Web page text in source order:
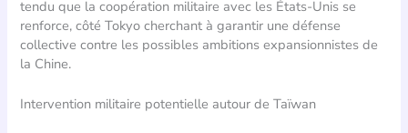
tendu que la coopération militaire avec les États-Unis se
renforce, côté Tokyo cherchant à garantir une défense
collective contre les possibles ambitions expansionnistes de
la Chine.
Intervention militaire potentielle autour de Taïwan